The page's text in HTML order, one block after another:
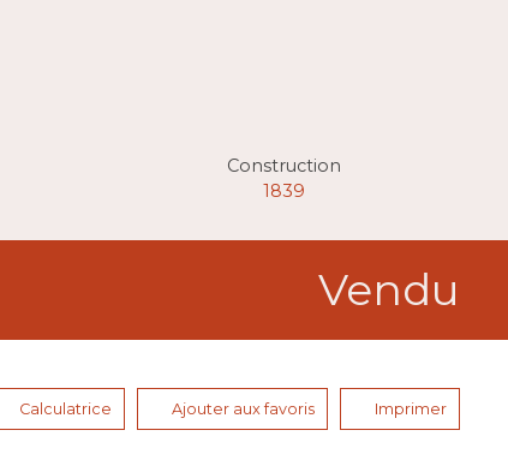
Construction
1839
Vendu
Calculatrice Ajouter aux favoris Imprimer